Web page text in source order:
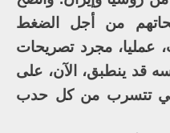
من أجل الضغط
عمليا، مجرد تصريحات
قد ينطبق، الآن، على
تتسرب من كل حدب